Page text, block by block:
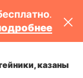
.
казаны